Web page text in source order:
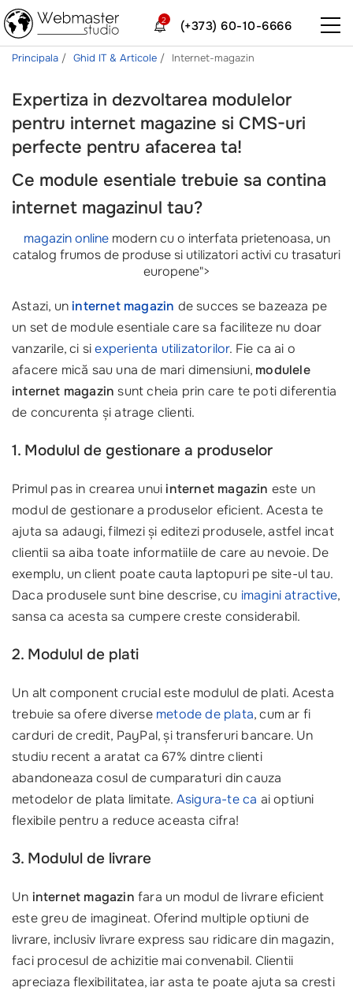
(+373) 60-10-6666
2
Principala Ghid IT & Articole Internet-magazin
Expertiza in dezvoltarea modulelor
pentru internet magazine si CMS-uri
perfecte pentru afacerea ta!
Ce module esentiale trebuie sa contina
internet magazinul tau?
magazin onlinemodern cu o interfata prietenoasa, un
catalog frumos de produse si utilizatori activi cu trasaturi
europene">
Astazi, uninternet magazin de succes se bazeaza pe
un set de module esentiale care sa faciliteze nu doar
vanzarile, ci siexperienta utilizatorilor. Fie ca ai o
afacere mică sau una de mari dimensiuni, modulele
internet magazin sunt cheia prin care te poti diferentia
de concurenta și atrage clienti.
1. Modulul de gestionare a produselor
Primul pas in crearea unuiinternet magazin este un
modul de gestionare a produselor eficient. Acesta te
ajuta sa adaugi, filmezi și editezi produsele, astfel incat
clientii sa aiba toate informatiile de care au nevoie. De
exemplu, un client poate cauta laptopuri pe site-ul tau.
Daca produsele sunt bine descrise, cu imagini atractive,
sansa ca acesta sa cumpere creste considerabil.
2. Modulul de plati
Un alt component crucial este modulul de plati. Acesta
trebuie sa ofere diverse metode de plata, cum ar fi
carduri de credit, PayPal, și transferuri bancare. Un
studiu recent a aratat ca 67% dintre clienti
abandoneaza cosul de cumparaturi din cauza
metodelor de plata limitate. Asigura-te ca ai optiuni
flexibile pentru a reduce aceasta cifra!
3. Modulul de livrare
Un internet magazin fara un modul de livrare eficient
este greu de imagineat. Oferind multiple optiuni de
livrare, inclusiv livrare express sau ridicare din magazin,
faci procesul de achizitie mai convenabil. Clientii
apreciaza flexibilitatea, iar asta te poate ajuta sa cresti